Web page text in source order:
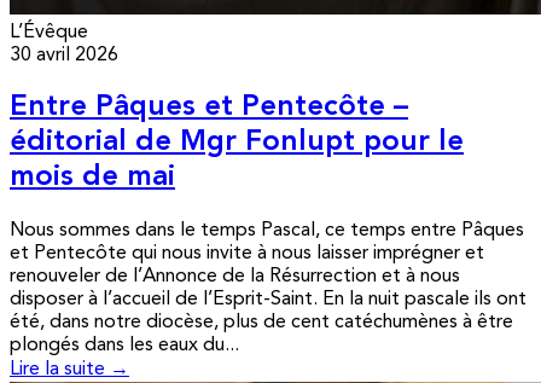
L’Évêque
30 avril 2026
Entre Pâques et Pentecôte –
éditorial de Mgr Fonlupt pour le
mois de mai
Nous sommes dans le temps Pascal, ce temps entre Pâques
et Pentecôte qui nous invite à nous laisser imprégner et
renouveler de l’Annonce de la Résurrection et à nous
disposer à l’accueil de l’Esprit-Saint. En la nuit pascale ils ont
été, dans notre diocèse, plus de cent catéchumènes à être
plongés dans les eaux du...
Lire la suite →